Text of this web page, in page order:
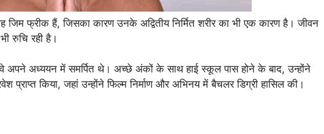
जिम फ्रीक हैं, जिसका कारण उनके अद्वितीय निर्मित शरीर का भी एक कारण है। जीवन
रुचि रही है।
अपने अध्ययन में समर्पित थे। अच्छे अंकों के साथ हाई स्कूल पास होने के बाद, उन्होंने
प्राप्त किया, जहां उन्होंने फिल्म निर्माण और अभिनय में बैचलर डिग्री हासिल की।